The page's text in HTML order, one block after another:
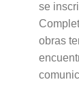
se
obras